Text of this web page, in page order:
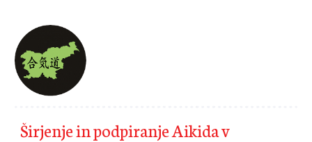
Širjenje in podpiranje Aikida v